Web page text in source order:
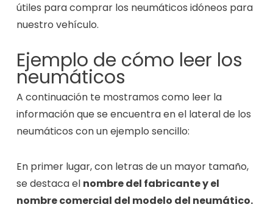
útiles para comprar los neumáticos idóneos para
nuestro vehículo.
Ejemplo de cómo leer los
neumáticos
A continuación te mostramos como leer la
información que se encuentra en el lateral de los
neumáticos con un ejemplo sencillo:
En primer lugar, con letras de un mayor tamaño,
se destaca el nombre del fabricante y el
nombre comercial del modelo del neumático.